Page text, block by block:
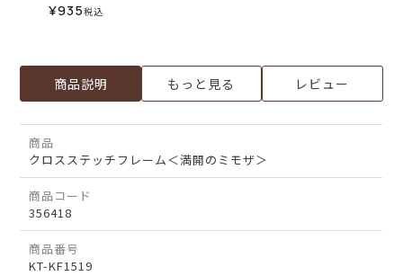
¥935税込
商品説明 もっと見る レビュー
商品
クロスステッチフレーム＜満開のミモザ＞
商品コード
356418
商品番号
KT-KF1519